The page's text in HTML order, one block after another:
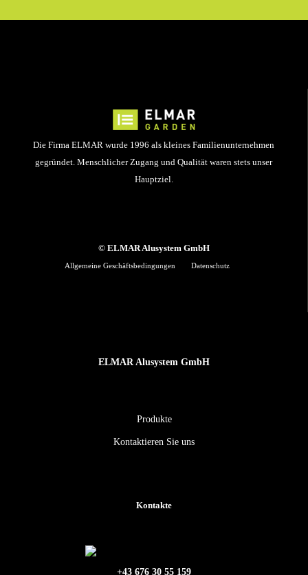
Die Firma ELMAR wurde 1996 als kleines Familienunternehmen
gegründet. Menschlicher Zugang und Qualität waren stets unser
Hauptziel.
© ELMAR Alusystem GmbH
Allgemeine Geschäftsbedingungen Datenschutz
ELMAR Alusystem GmbH
Produkte
Kontaktieren Sie uns
Kontakte
+43 676 30 55 159